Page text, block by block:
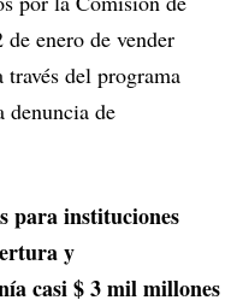
enero de vender
del programa
de
para instituciones
y
casi $ 3 mil millones